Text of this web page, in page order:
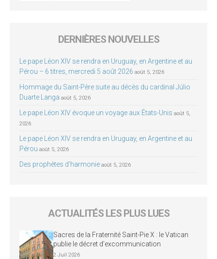
DERNIÈRES NOUVELLES
Le pape Léon XIV se rendra en Uruguay, en Argentine et au
Pérou – 6 titres, mercredi 5 août 2026 août 5, 2026
Hommage du Saint-Père suite au décès du cardinal Júlio
Duarte Langa août 5, 2026
Le pape Léon XIV évoque un voyage aux États-Unis août 5,
2026
Le pape Léon XIV se rendra en Uruguay, en Argentine et au
Pérou août 5, 2026
Des prophètes d’harmonie août 5, 2026
ACTUALITÉS LES PLUS LUES
Sacres de la Fraternité Saint-Pie X : le Vatican
publie le décret d’excommunication
2 Juil 2026